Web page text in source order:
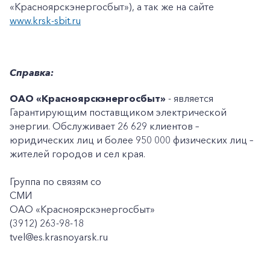
+7-800-700-24-57
«Красноярскэнергосбыт»), а так же на сайте
www.krsk-sbit.ru
Справка:
ОАО «Красноярскэнергосбыт» - является
Гарантирующим поставщиком электрической
энергии. Обслуживает 26 629 клиентов –
юридических лиц и более 950 000 физических лиц –
жителей городов и сел края.
Группа по связям со
СМИ
ОАО «Красноярскэнергосбыт»
(3912) 263-98-18
tvel@es.krasnoyarsk.ru